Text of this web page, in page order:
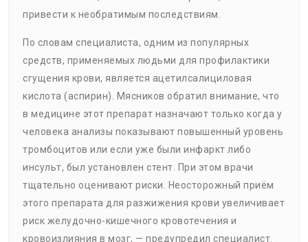
привести к необратимым последствиям.
По словам специалиста, одним из популярных
средств, применяемых людьми для профилактики
сгущения крови, является ацетилсалициловая
кислота (аспирин). Мясников обратил внимание, что
в медицине этот препарат назначают только когда у
человека анализы показывают повышенный уровень
тромбоцитов или если уже были инфаркт либо
инсульт, был установлен стент. При этом врачи
тщательно оценивают риски. Неосторожный приём
этого препарата для разжижения крови увеличивает
риск желудочно-кишечного кровотечения и
кровоизлияния в мозг, — предупредил специалист.